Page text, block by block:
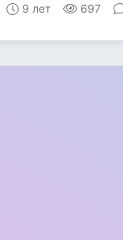
9 лет 697